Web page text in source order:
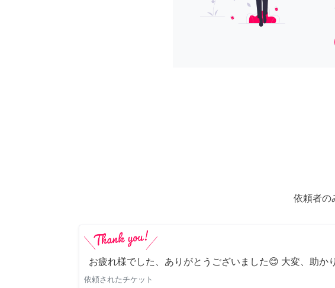
依頼者の
お疲れ様でした、ありがとうございました😊 大変、助か
依頼されたチケット